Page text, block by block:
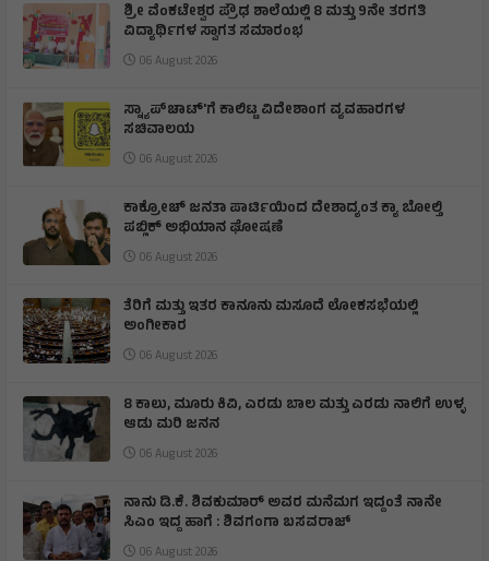
ಶ್ರೀ ವೆಂಕಟೇಶ್ವರ ಪ್ರೌಢ ಶಾಲೆಯಲ್ಲಿ 8 ಮತ್ತು 9ನೇ ತರಗತಿ
ವಿದ್ಯಾರ್ಥಿಗಳ ಸ್ವಾಗತ ಸಮಾರಂಭ
06 August 2026
ಸ್ನ್ಯಾಪ್‌ಚಾಟ್‌'ಗೆ ಕಾಲಿಟ್ಟ ವಿದೇಶಾಂಗ ವ್ಯವಹಾರಗಳ
ಸಚಿವಾಲಯ
06 August 2026
ಕಾಕ್ರೋಚ್ ಜನತಾ ಪಾರ್ಟಿಯಿಂದ ದೇಶಾದ್ಯಂತ ಕ್ಯಾ ಬೋಲ್ತಿ
ಪಬ್ಲಿಕ್ ಅಭಿಯಾನ ಘೋಷಣೆ
06 August 2026
ತೆರಿಗೆ ಮತ್ತು ಇತರ ಕಾನೂನು ಮಸೂದೆ ಲೋಕಸಭೆಯಲ್ಲಿ
ಅಂಗೀಕಾರ
06 August 2026
8 ಕಾಲು, ಮೂರು ಕಿವಿ, ಎರಡು ಬಾಲ ಮತ್ತು ಎರಡು ನಾಲಿಗೆ ಉಳ್ಳ
ಆಡು ಮರಿ ಜನನ
06 August 2026
ನಾನು ಡಿ.ಕೆ. ಶಿವಕುಮಾರ್ ಅವರ ಮನೆಮಗ ಇದ್ದಂತೆ ನಾನೇ
ಸಿಎಂ ಇದ್ದ ಹಾಗೆ : ಶಿವಗಂಗಾ ಬಸವರಾಜ್
06 August 2026